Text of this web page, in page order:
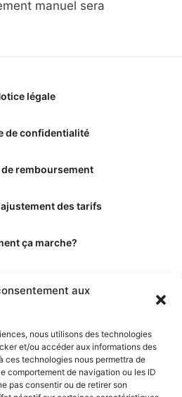
aux
nous utilisons des technologies
et/ou accéder aux informations des
ces technologies nous permettra de
comportement de navigation ou les ID
pas consentir ou de retirer son
manuel sera
légale
de confidentialité
remboursement
des tarifs
ça marche?
éditeurs
et collaborateurs